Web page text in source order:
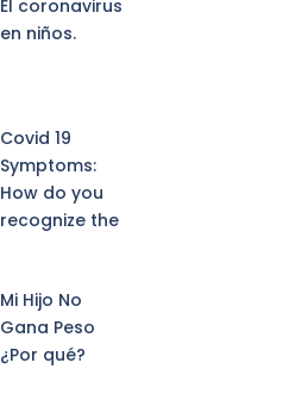
El coronavirus
en niños.
Covid 19
Symptoms:
How do you
recognize the
Mi Hijo No
Gana Peso
¿Por qué?